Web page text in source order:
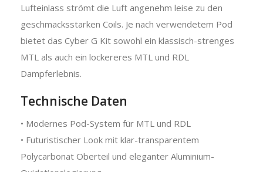
Lufteinlass strömt die Luft angenehm leise zu den
geschmacksstarken Coils. Je nach verwendetem Pod
bietet das Cyber G Kit sowohl ein klassisch-strenges
MTL als auch ein lockereres MTL und RDL
Dampferlebnis.
Technische Daten
• Modernes Pod-System für MTL und RDL
• Futuristischer Look mit klar-transparentem
Polycarbonat Oberteil und eleganter Aluminium-